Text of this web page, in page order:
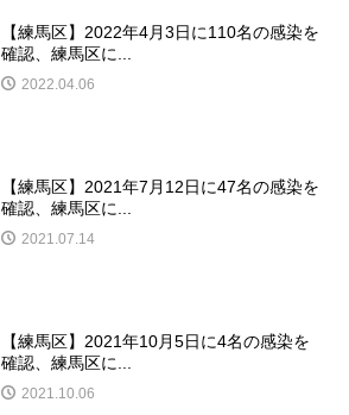
【練馬区】2022年4月3日に110名の感染を
確認、練馬区に...
2022.04.06
【練馬区】2021年7月12日に47名の感染を
確認、練馬区に...
2021.07.14
【練馬区】2021年10月5日に4名の感染を
確認、練馬区に...
2021.10.06